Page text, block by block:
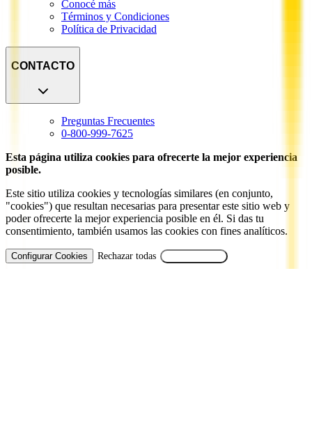
Conocé más
Términos y Condiciones
Política de Privacidad
CONTACTO
Preguntas Frecuentes
0-800-999-7625
Esta página utiliza cookies para ofrecerte la mejor experiencia
posible.
Este sitio utiliza cookies y tecnologías similares (en conjunto,
"cookies") que resultan necesarias para presentar este sitio web y
poder ofrecerte la mejor experiencia posible en él. Si das tu
consentimiento, también usamos las cookies con fines analíticos.
Configurar Cookies Rechazar todas